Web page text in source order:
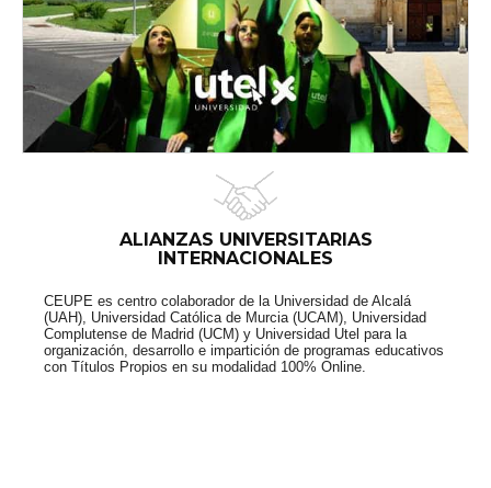
ALIANZAS UNIVERSITARIAS
INTERNACIONALES
CEUPE es centro colaborador de la Universidad de Alcalá
(UAH), Universidad Católica de Murcia (UCAM), Universidad
Complutense de Madrid (UCM) y Universidad Utel para la
organización, desarrollo e impartición de programas educativos
con Títulos Propios en su modalidad 100% Online.